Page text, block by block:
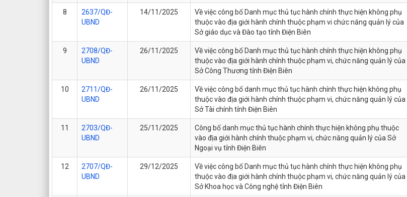
8
2637/QĐ-
UBND
14/11/2025
Về việc công bố Danh mục thủ tục hành chính thực hiện không phụ
thuộc vào địa giới hành chính thuộc phạm vi chức năng quản lý của
Sở giáo dục và Đào tạo tỉnh Điện Biên
9
2708/QĐ-
UBND
26/11/2025
Về việc công bố Danh mục thủ tục hành chính thực hiện không phụ
thuộc vào địa giới hành chính thuộc phạm vi, chức năng quản lý của
Sở Công Thương tỉnh Điện Biên
10
2711/QĐ-
UBND
26/11/2025
Về việc công bố danh mục thủ tục hành chính thực hiện không phụ
thuộc vào địa giới hành chính thuộc phạm vi, chức năng quản lý của
Sở Tài chính tỉnh Điện Biên
11
2703/QĐ-
UBND
25/11/2025
Công bố danh mục thủ tục hành chính thực hiện không phụ thuộc
vào địa giới hành chính thuộc phạm vi, chức năng quản lý của Sở
Ngoại vụ tỉnh Điện Biên
12
2707/QĐ-
UBND
29/12/2025
Về việc công bố Danh mục thủ tục hành chính thực hiện không phụ
thuộc vào địa giới hành chính thuộc phạm vi, chức năng quản lý của
Sở Khoa học và Công nghệ tỉnh Điện Biên